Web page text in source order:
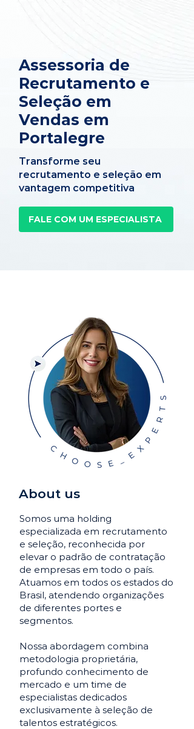
Assessoria de
Recrutamento e
Seleção em
Vendas em
Portalegre
Transforme seu
recrutamento e seleção em
vantagem competitiva
FALE COM UM ESPECIALISTA
About us
Somos uma holding
especializada em recrutamento
e seleção, reconhecida por
elevar o padrão de contratação
de empresas em todo o país.
Atuamos em todos os estados do
Brasil, atendendo organizações
de diferentes portes e
segmentos.
Nossa abordagem combina
metodologia proprietária,
profundo conhecimento de
mercado e um time de
especialistas dedicados
exclusivamente à seleção de
talentos estratégicos.